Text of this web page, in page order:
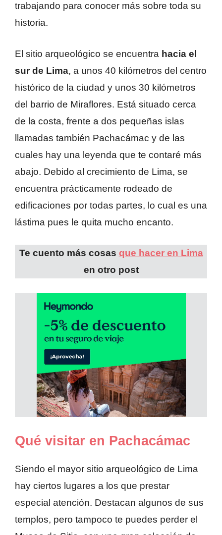
trabajando para conocer más sobre toda su
historia.
El sitio arqueológico se encuentra hacia el
sur de Lima, a unos 40 kilómetros del centro
histórico de la ciudad y unos 30 kilómetros
del barrio de Miraflores. Está situado cerca
de la costa, frente a dos pequeñas islas
llamadas también Pachacámac y de las
cuales hay una leyenda que te contaré más
abajo. Debido al crecimiento de Lima, se
encuentra prácticamente rodeado de
edificaciones por todas partes, lo cual es una
lástima pues le quita mucho encanto.
Te cuento más cosas que hacer en Lima
en otro post
Qué visitar en Pachacámac
Siendo el mayor sitio arqueológico de Lima
hay ciertos lugares a los que prestar
especial atención. Destacan algunos de sus
templos, pero tampoco te puedes perder el